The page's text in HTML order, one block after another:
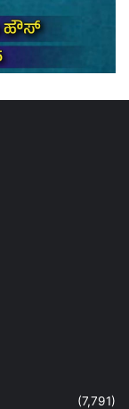
(7,791)